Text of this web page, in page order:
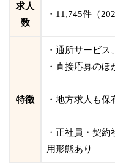
求人
数
・11,745件（
特徴
・通所サービ
・直接応募の
・地方求人も保
・正社員・契
用形態あり